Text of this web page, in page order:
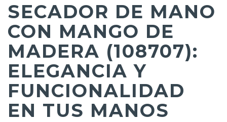
SECADOR DE MANO
CON MANGO DE
MADERA (108707):
ELEGANCIA Y
FUNCIONALIDAD
EN TUS MANOS